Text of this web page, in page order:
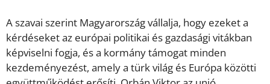
A szavai szerint Magyarország vállalja, hogy ezeket a
kérdéseket az európai politikai és gazdasági vitákban
képviselni fogja, és a kormány támogat minden
kezdeményezést, amely a türk világ és Európa közötti